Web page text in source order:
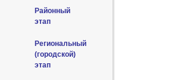
Районный
этап
Региональный
(городской)
этап